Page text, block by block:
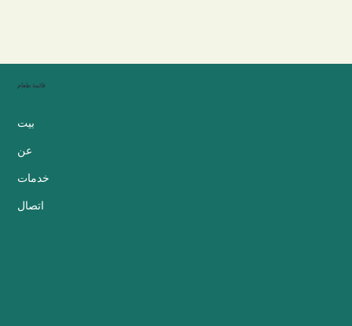
قائمة طعام
بيت
عن
خدمات
اتصال